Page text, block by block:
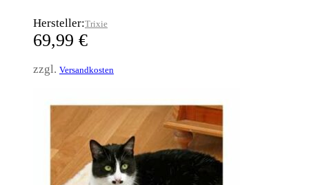
Hersteller:Trixie
69,99 €
zzgl. Versandkosten